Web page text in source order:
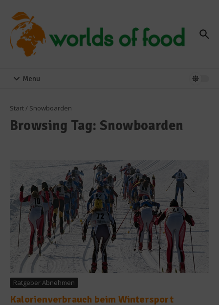
Menu
Start/ Snowboarden
Browsing Tag: Snowboarden
Ratgeber Abnehmen
Kalorienverbrauch beim Wintersport